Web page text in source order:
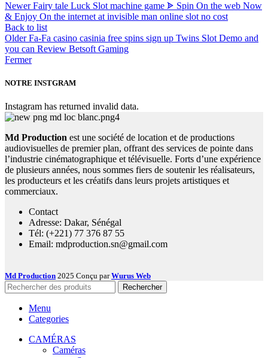
Newer Fairy tale Luck Slot machine game ᗎ Spin On the web Now
& Enjoy On the internet at invisible man online slot no cost
Back to list
Older Fa-Fa casino casinia free spins sign up Twins Slot Demo and
you can Review Betsoft Gaming
Fermer
NOTRE INSTGRAM
Instagram has returned invalid data.
Md Production est une société de location et de productions
audiovisuelles de premier plan, offrant des services de pointe dans
l’industrie cinématographique et télévisuelle. Forts d’une expérience
de plusieurs années, nous sommes fiers de soutenir les réalisateurs,
les producteurs et les créatifs dans leurs projets artistiques et
commerciaux.
Contact
Adresse: Dakar, Sénégal
Tél: (+221) 77 376 87 55
Email: mdproduction.sn@gmail.com
Md Production 2025 Conçu parWurus Web
Rechercher
Menu
Categories
CAMÉRAS
Caméras